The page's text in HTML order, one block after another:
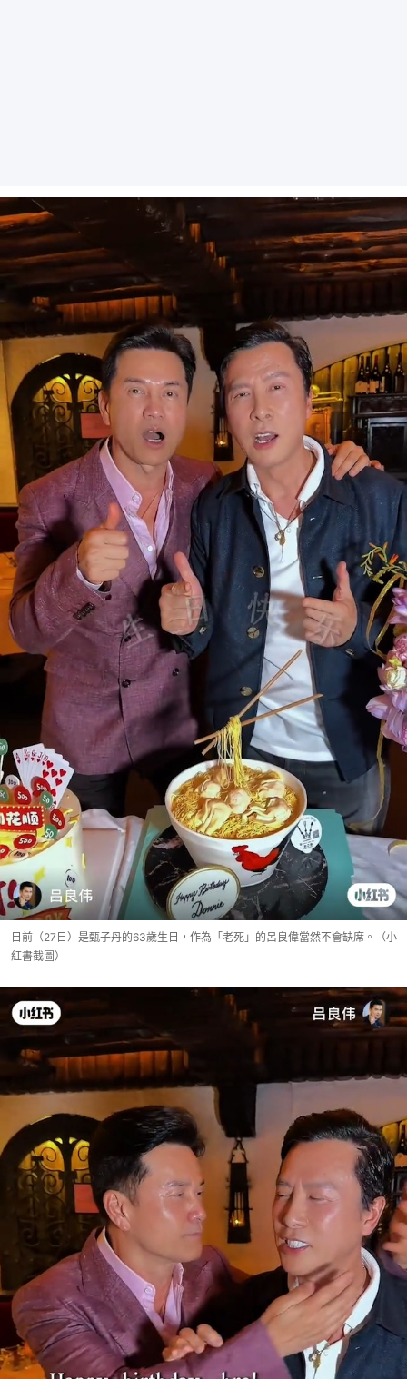
日前（27日）是甄子丹的63歲生日，作為「老死」的呂良偉當然不會缺席。（小
紅書截圖）